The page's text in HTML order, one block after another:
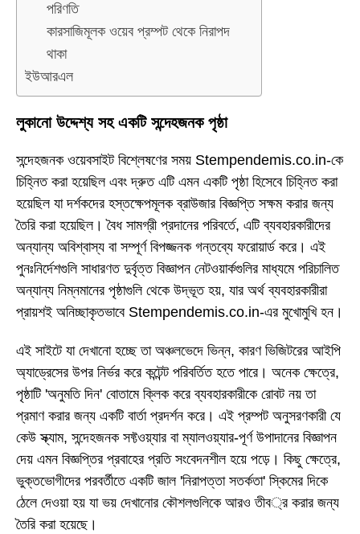
পরিণতি
কারসাজিমূলক ওয়েব প্রম্পট থেকে নিরাপদ
থাকা
ইউআরএল
লুকানো উদ্দেশ্য সহ একটি সন্দেহজনক পৃষ্ঠা
সন্দেহজনক ওয়েবসাইট বিশ্লেষণের সময় Stempendemis.co.in-কে
চিহ্নিত করা হয়েছিল এবং দ্রুত এটি এমন একটি পৃষ্ঠা হিসেবে চিহ্নিত করা
হয়েছিল যা দর্শকদের হস্তক্ষেপমূলক ব্রাউজার বিজ্ঞপ্তি সক্ষম করার জন্য
তৈরি করা হয়েছিল। বৈধ সামগ্রী প্রদানের পরিবর্তে, এটি ব্যবহারকারীদের
অন্যান্য অবিশ্বাস্য বা সম্পূর্ণ বিপজ্জনক গন্তব্যে ফরোয়ার্ড করে। এই
পুনঃনির্দেশগুলি সাধারণত দুর্বৃত্ত বিজ্ঞাপন নেটওয়ার্কগুলির মাধ্যমে পরিচালিত
অন্যান্য নিম্নমানের পৃষ্ঠাগুলি থেকে উদ্ভূত হয়, যার অর্থ ব্যবহারকারীরা
প্রায়শই অনিচ্ছাকৃতভাবে Stempendemis.co.in-এর মুখোমুখি হন।
এই সাইটে যা দেখানো হচ্ছে তা অঞ্চলভেদে ভিন্ন, কারণ ভিজিটরের আইপি
অ্যাড্রেসের উপর নির্ভর করে কন্টেন্ট পরিবর্তিত হতে পারে। অনেক ক্ষেত্রে,
পৃষ্ঠাটি 'অনুমতি দিন' বোতামে ক্লিক করে ব্যবহারকারীকে রোবট নয় তা
প্রমাণ করার জন্য একটি বার্তা প্রদর্শন করে। এই প্রম্পট অনুসরণকারী যে
কেউ স্ক্যাম, সন্দেহজনক সফ্টওয়্যার বা ম্যালওয়্যার-পূর্ণ উপাদানের বিজ্ঞাপন
দেয় এমন বিজ্ঞপ্তির প্রবাহের প্রতি সংবেদনশীল হয়ে পড়ে। কিছু ক্ষেত্রে,
ভুক্তভোগীদের পরবর্তীতে একটি জাল 'নিরাপত্তা সতর্কতা' স্কিমের দিকে
ঠেলে দেওয়া হয় যা ভয় দেখানোর কৌশলগুলিকে আরও তীব্র করার জন্য
তৈরি করা হয়েছে।